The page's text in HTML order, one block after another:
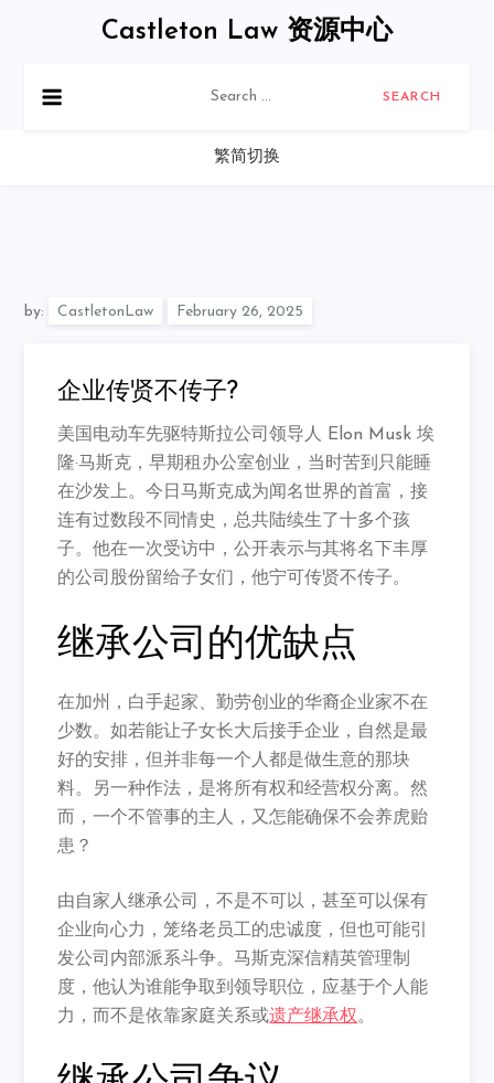
Castleton Law 资源中心
for:
繁简切换
by: CastletonLaw
企业传贤不传子?
美国电动车先驱特斯拉公司领导人 Elon Musk 埃
隆·马斯克，早期租办公室创业，当时苦到只能睡
在沙发上。今日马斯克成为闻名世界的首富，接
连有过数段不同情史，总共陆续生了十多个孩
子。他在一次受访中，公开表示与其将名下丰厚
的公司股份留给子女们，他宁可传贤不传子。
继承公司的优缺点
在加州，白手起家、勤劳创业的华裔企业家不在
少数。如若能让子女长大后接手企业，自然是最
好的安排，但并非每一个人都是做生意的那块
料。另一种作法， 是将所有权和经营权分离。然
而，一个不管事的主人， 又怎能确保不会养虎贻
患？
由自家人继承公司，不是不可以，甚至可以保有
企业向心力，笼络老员工的忠诚度，但也可能引
发公司内部派系斗争。马斯克深信精英管理制
度，他认为谁能争取到领导职位， 应基于个人能
力，而不是依靠家庭关系或遗产继承权。